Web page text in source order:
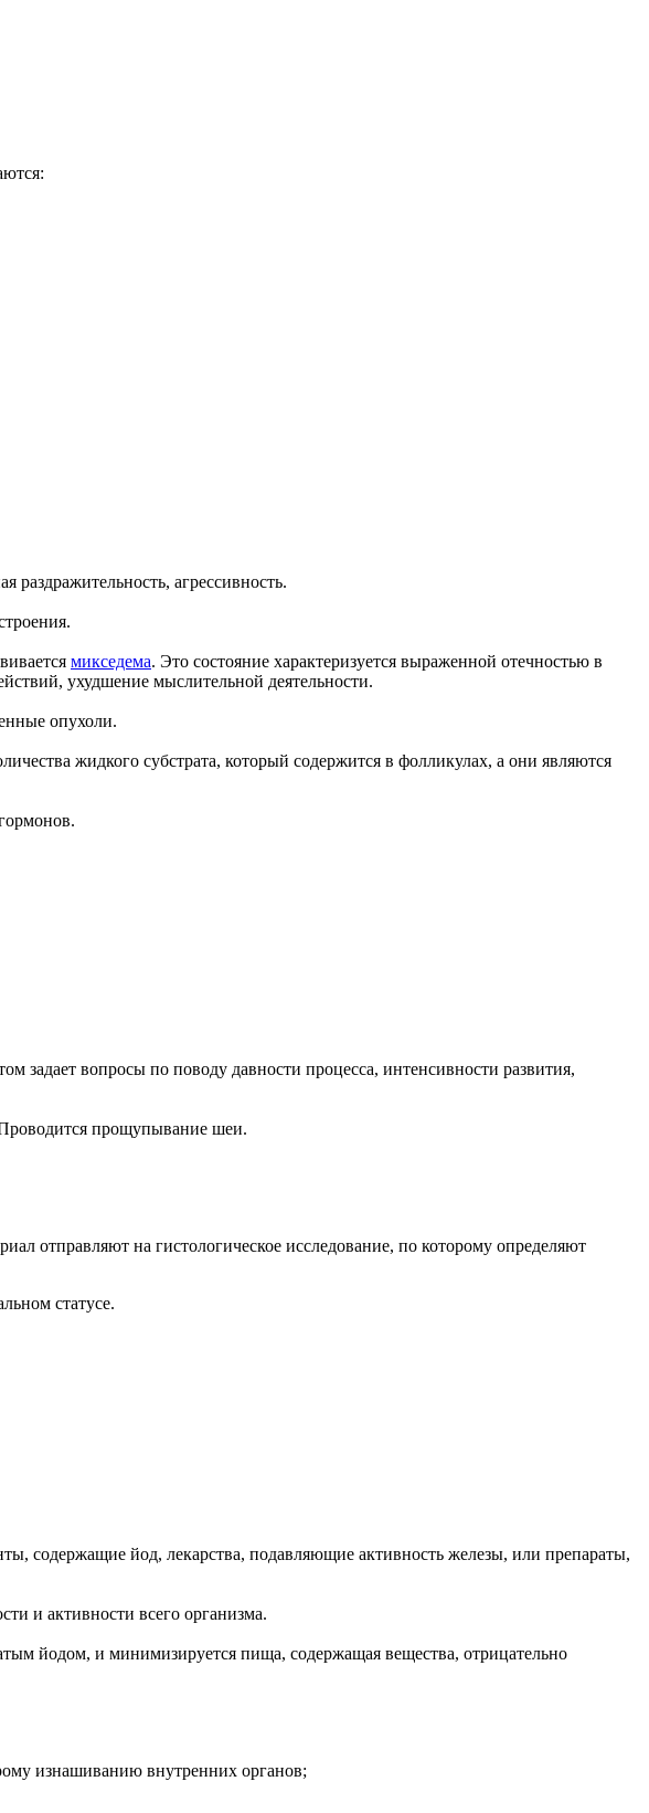
раздражительность, агрессивность.
микседема. Это состояние характеризуется выраженной отечностью в
ухудшение мыслительной деятельности.
опухоли.
жидкого субстрата, который содержится в фолликулах, а они являются
задает вопросы по поводу давности процесса, интенсивности развития,
прощупывание шеи.
отправляют на гистологическое исследование, по которому определяют
статусе.
содержащие йод, лекарства, подавляющие активность железы, или препараты,
и активности всего организма.
йодом, и минимизируется пища, содержащая вещества, отрицательно
изнашиванию внутренних органов;